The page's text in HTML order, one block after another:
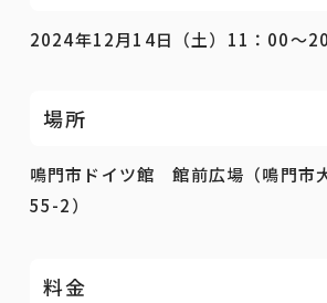
2024年12月14日（土）11：00～
場所
鳴門市ドイツ館 館前広場（鳴門市
55-2）
料金